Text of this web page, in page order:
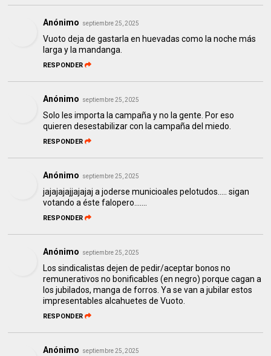
Anónimo septiembre 25, 2025
Vuoto deja de gastarla en huevadas como la noche más
larga y la mandanga.
RESPONDER
Anónimo septiembre 25, 2025
Solo les importa la campaña y no la gente. Por eso
quieren desestabilizar con la campaña del miedo.
RESPONDER
Anónimo septiembre 25, 2025
jajajajajjajajaj a joderse municioales pelotudos..... sigan
votando a éste falopero.......
RESPONDER
Anónimo septiembre 25, 2025
Los sindicalistas dejen de pedir/aceptar bonos no
remunerativos no bonificables (en negro) porque cagan a
los jubilados, manga de forros. Ya se van a jubilar estos
impresentables alcahuetes de Vuoto.
RESPONDER
Anónimo septiembre 25, 2025